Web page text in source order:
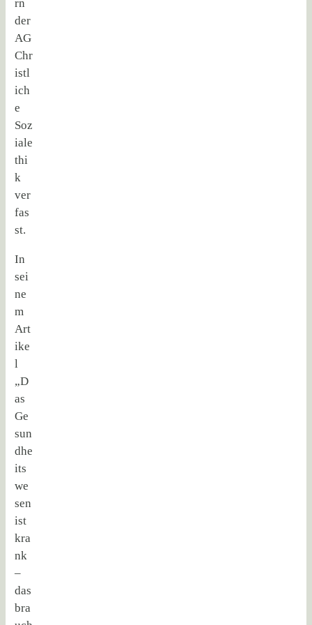
rn
der
AG
Chr
istl
ich
e
Soz
iale
thi
k
ver
fas
st.
In
sei
ne
m
Art
ike
l
„D
as
Ge
sun
dhe
its
we
sen
ist
kra
nk
–
das
bra